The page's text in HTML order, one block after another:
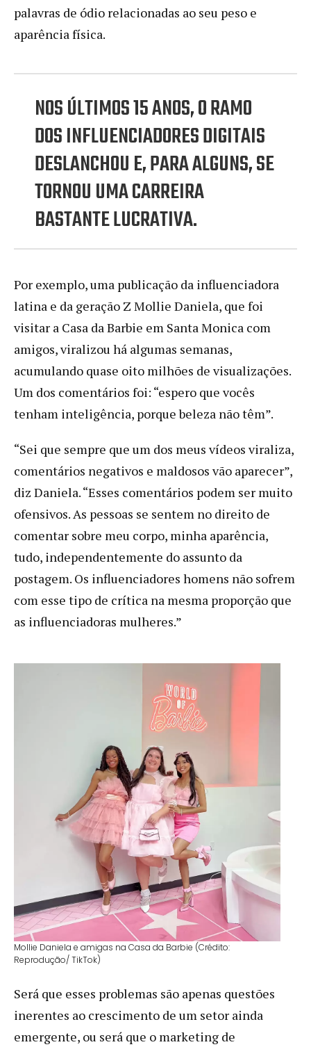
palavras de ódio relacionadas ao seu peso e
aparência física.
NOS ÚLTIMOS 15 ANOS, O RAMO
DOS INFLUENCIADORES DIGITAIS
DESLANCHOU E, PARA ALGUNS, SE
TORNOU UMA CARREIRA
BASTANTE LUCRATIVA.
Por exemplo, uma publicação da influenciadora
latina e da geração Z Mollie Daniela, que foi
visitar a Casa da Barbie em Santa Monica com
amigos, viralizou há algumas semanas,
acumulando quase oito milhões de visualizações.
Um dos comentários foi: “espero que vocês
tenham inteligência, porque beleza não têm”.
“Sei que sempre que um dos meus vídeos viraliza,
comentários negativos e maldosos vão aparecer”,
diz Daniela. “Esses comentários podem ser muito
ofensivos. As pessoas se sentem no direito de
comentar sobre meu corpo, minha aparência,
tudo, independentemente do assunto da
postagem. Os influenciadores homens não sofrem
com esse tipo de crítica na mesma proporção que
as influenciadoras mulheres.”
Mollie Daniela e amigas na Casa da Barbie (Crédito:
Reprodução/ TikTok)
Será que esses problemas são apenas questões
inerentes ao crescimento de um setor ainda
emergente, ou será que o marketing de